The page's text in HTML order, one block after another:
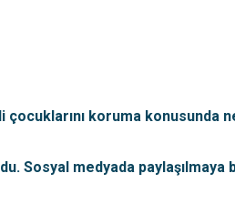
koruma konusunda
Sosyal medyada paylaşılmaya